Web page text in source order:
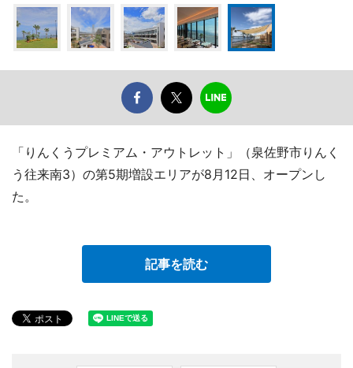
「りんくうプレミアム・アウトレット」（泉佐野市りんく
う往来南3）の第5期増設エリアが8月12日、オープンし
た。
記事を読む